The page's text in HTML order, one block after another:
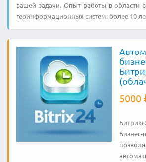
вашей задачи. Опыт работы в области
геоинформационных систем: более 10
5000